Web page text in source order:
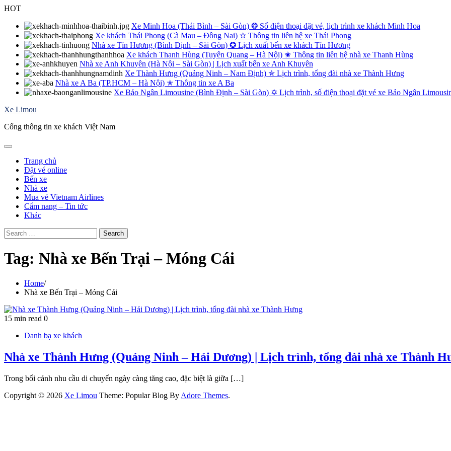
Skip
content
HOT
Xe Minh Hoa (Thái Bình – Sài Gòn) ❂ Số điện thoại đặt vé, lịch trình xe khách Minh Hoa
Xe khách Thái Phong (Cà Mau – Đồng Nai) ✫ Thông tin liên hệ xe Thái Phong
Nhà xe Tín Hương (Bình Định – Sài Gòn) ✪ Lịch xuất bến xe khách Tín Hương
Xe khách Thanh Hùng (Tuyên Quang – Hà Nội) ✬ Thông tin liên hệ nhà xe Thanh Hùng
Nhà xe Anh Khuyên (Hà Nội – Sài Gòn) | Lịch xuất bến xe Anh Khuyên
Xe Thành Hưng (Quảng Ninh – Nam Định) ✯ Lịch trình, tổng đài nhà xe Thành Hưng
Nhà xe A Ba (TP.HCM – Hà Nội) ✭ Thông tin xe A Ba
Xe Bảo Ngân Limousine (Bình Định – Sài Gòn) ✡ Lịch trình, số điện thoại đặt vé xe Bảo Ngân
Xe Limou
Cổng thông tin xe khách Việt Nam
Trang chủ
Đặt vé online
Bến xe
Nhà xe
Mua vé Vietnam Airlines
Cẩm nang – Tin tức
Khác
Search
for:
Tag: Nhà xe Bến Trại – Móng Cái
Home
Nhà xe Bến Trại – Móng Cái
15 min read 0
Danh bạ xe khách
Nhà xe Thành Hưng (Quảng Ninh – Hải Dương) | Lịch trình, tổng đài nhà xe Thành
Trong bối cảnh nhu cầu di chuyển ngày càng tăng cao, đặc biệt là giữa […]
Copyright © 2026 Xe Limou Theme: Popular Blog By Adore Themes.